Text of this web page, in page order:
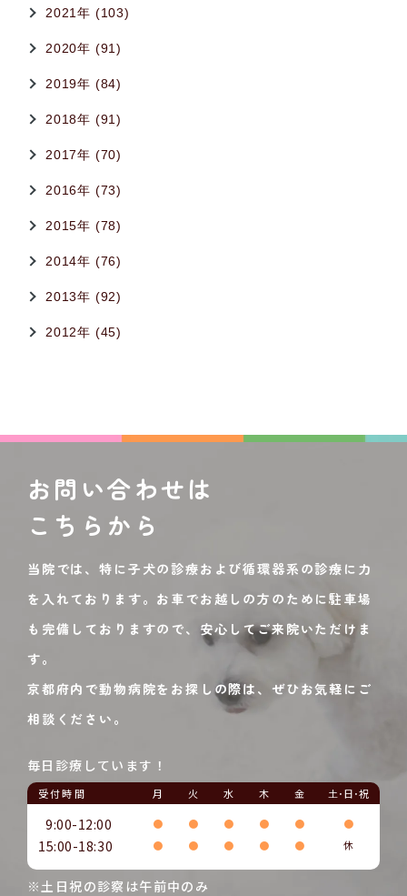
2021年 (103)
2020年 (91)
2019年 (84)
2018年 (91)
2017年 (70)
2016年 (73)
2015年 (78)
2014年 (76)
2013年 (92)
2012年 (45)
お問い合わせは
こちらから
当院では、特に子犬の診療および循環器系の診療に力
を入れております。お車でお越しの方のために駐車場
も完備しておりますので、安心してご来院いただけま
す。
京都府内で動物病院をお探しの際は、ぜひお気軽にご
相談ください。
毎日診療しています！
受付時間 月 火 水 木 金 土･日･祝
9:00-12:00 ● ● ● ● ● ●
15:00-18:30 ● ● ● ● ● 休
※土日祝の診察は午前中のみ